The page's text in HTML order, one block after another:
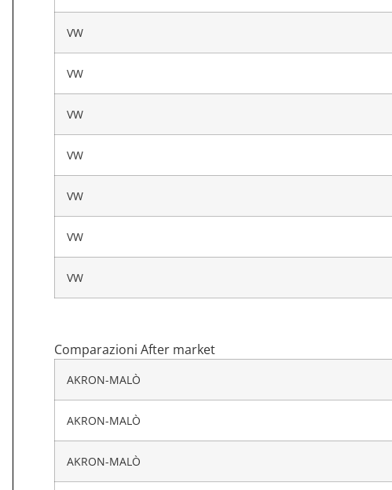
VW
VW
VW
VW
VW
VW
VW
Comparazioni After market
AKRON-MALÒ
AKRON-MALÒ
AKRON-MALÒ